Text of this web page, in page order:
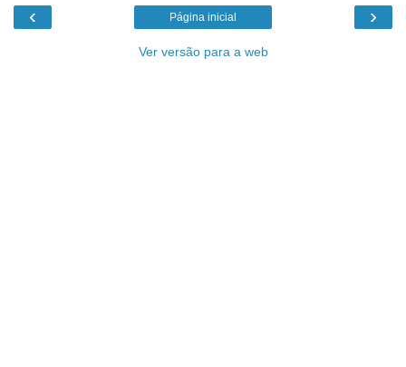
‹ ›
Página inicial
Ver versão para a web